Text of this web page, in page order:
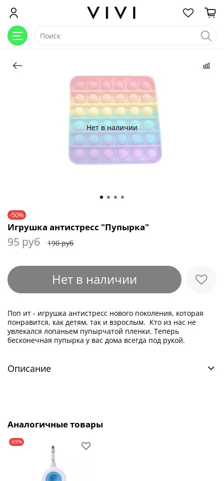
Нет в наличии
-50%
Игрушка антистресс "Пупырка"
95 руб 190 руб
Нет в наличии
Поп ит - игрушка антистресс нового поколения, которая
понравится, как детям, так и взрослым. Кто из нас не
увлекался лопаньем пупырчатой пленки. Теперь
бесконечная пупырка у вас дома всегда под рукой.
Описание
Аналогичные товары
-69%